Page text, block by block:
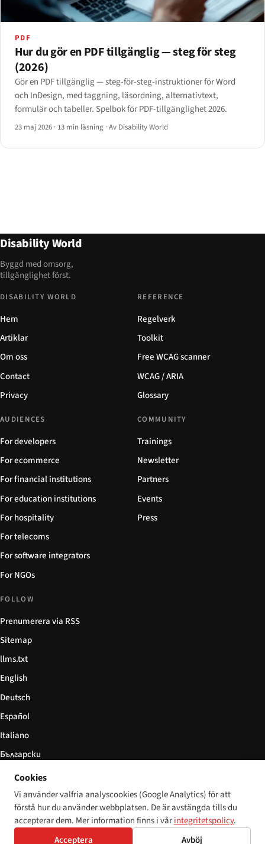
PDF
Hur du gör en PDF tillgänglig — steg för steg
(2026)
Gör en PDF tillgänglig — steg-för-steg-instruktioner för Word
och InDesign, med taggning, läsordning, alternativtext,
formulär och tabeller. Spelbok för PDF-tillgänglighet 2026.
23 maj 2026 · 13 min läsning ·Av Disability World
Disability World
Byggd med omsorg,
tillgänglighet först.
DISABILITY WORLD
Hem
Artiklar
Om oss
Contact
Privacy
REFERENCE
Regelverk
Toolkit
Free WCAG scanner
WCAG / ARIA
Glossary
AUDIENCES
For developers
For ecommerce
For financial institutions
For education institutions
For hospitality
For telecoms
For software integrators
For NGOs
COMMUNITY
Trainings
Newsletter
Partners
Events
Press
FOLLOW
Prenumerera via RSS
Sitemap
llms.txt
English
Deutsch
Español
Italiano
Български
简体中文
© 2026 Disability World. Alla rättigheter förbehållna. Cookie settings
DeutschEspañol 简体中文Polski
Cookies
Vi använder valfria analyscookies (Google Analytics) för att
förstå hur du använder webbplatsen. De är avstängda tills du
accepterar dem. Mer information finns i vårintegritetspolicy.
Acceptera
Avböj